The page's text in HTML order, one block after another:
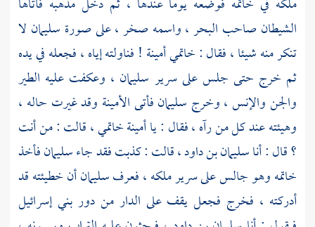
الشيطان صاحب البحر ، واسمه صخر ، على صورة سليمان لا
تنكر منه شيئا ، فقال : خاتمي أمينة ! فناولته إياه ، فجعله في يده
ثم خرج حتى جلس على سرير سليمان ، وعكفت عليه الطير
والجن والإنس ، وخرج سليمانفأتى الأمينة وقد غيرت حاله ،
وهيئته عند كل من رآه ، فقال : يا أمينة خاتمي ، قالت : من أنت
؟ قال : أناسليمان بن داود، قالت : كذبت فقد جاءسليمانفأخذ
خاتمه وهو جالس على سرير ملكه ، فعرفسليمانأن خطيئته قد
أدركته ، فخرج فجعل يقف على الدار من دور بني إسرائيل